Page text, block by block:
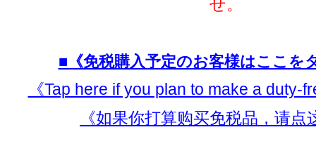
せ。
■《免税購入予定のお客様はここを
《Tap here if you plan to make a duty-
《如果你打算购买免税品，请点